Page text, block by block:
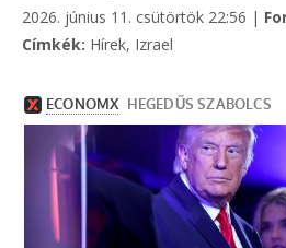
2026. június 11. csütörtök 22:56 |
Címkék: Címkék
Hírek, Izrael